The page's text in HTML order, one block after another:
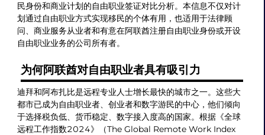
民身份和商业计划的自由职业签证对比分析。本信息不仅对计
划通过自由职业方式实现移民的个体有用，也适用于法律顾
问、商业服务从业者和有意在阿联酋注册自由职业身份或开设
自由职业业务的公司所有者。
为何阿联酋对自由职业者具有吸引力
迪拜和阿布扎比是远程专业人士增长最快的城市之一。这些大
都市已成为自由职业者、创业者和数字游民的中心，他们倾向
于选择税负低、货币稳定、数字接入度高的国家。根据《全球
远程工作指数2024》（The Global Remote Work Index